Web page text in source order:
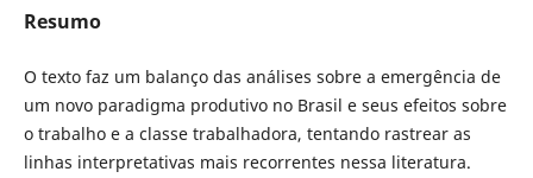
Resumo
O texto faz um balanço das análises sobre a emergência de
um novo paradigma produtivo no Brasil e seus efeitos sobre
o trabalho e a classe trabalhadora, tentando rastrear as
linhas interpretativas mais recorrentes nessa literatura.